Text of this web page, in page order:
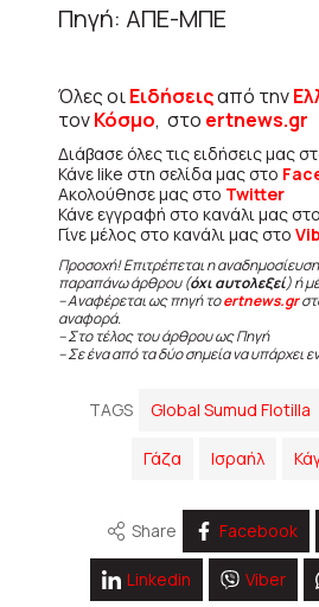
Πηγή: ΑΠΕ-ΜΠΕ
Όλες οιΕιδήσειςαπό την
τονΚόσμο, στο ertnews.gr
Διάβασε όλες τις ειδήσεις μας
Κάνε like στη σελίδα μας στο
Ακολούθησε μας στο Twitter
Κάνε εγγραφή στο κανάλι μας
Γίνε μέλος στο κανάλι μας στο
Προσοχή! Επιτρέπεται η
παραπάνω άρθρου (όχι αυτολεξεί) ή
– Αναφέρεται ως πηγή τοertnews.gr
αναφορά.
– Στο τέλος του άρθρου ως Πηγή
– Σε ένα από τα δύο σημεία να υπάρχει
TAGS Global Sumud Flotilla
Γάζα Ισραήλ
Share Facebook
Linkedin Viber